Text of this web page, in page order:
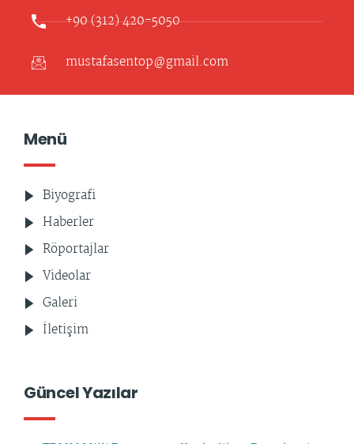
+90 (312) 420-5050
mustafasentop@gmail.com
Menü
Biyografi
Haberler
Röportajlar
Videolar
Galeri
İletişim
Güncel Yazılar